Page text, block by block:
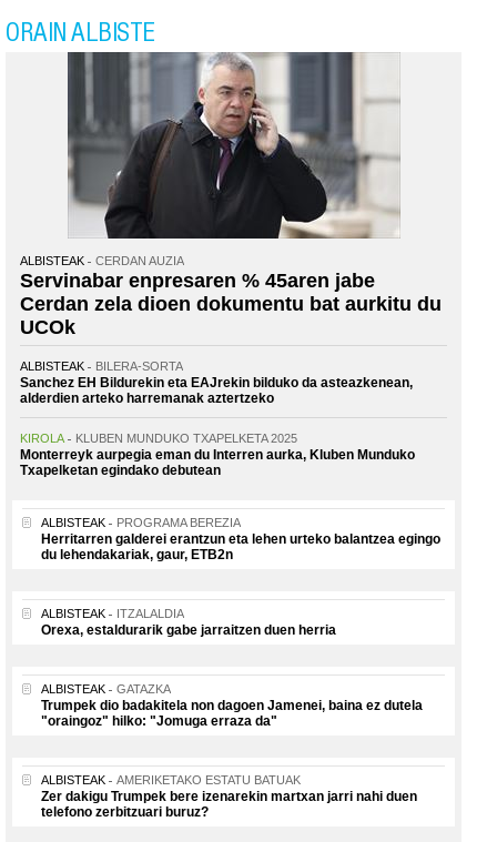
ORAIN ALBISTE
ALBISTEAK CERDAN AUZIA
Servinabar enpresaren % 45aren jabe
Cerdan zela dioen dokumentu bat aurkitu du
UCOk
ALBISTEAK BILERA-SORTA
Sanchez EH Bildurekin eta EAJrekin bilduko da asteazkenean,
alderdien arteko harremanak aztertzeko
KIROLA KLUBEN MUNDUKO TXAPELKETA 2025
Monterreyk aurpegia eman du Interren aurka, Kluben Munduko
Txapelketan egindako debutean
ALBISTEAK PROGRAMA BEREZIA
Herritarren galderei erantzun eta lehen urteko balantzea egingo
du lehendakariak, gaur, ETB2n
ALBISTEAK ITZALALDIA
Orexa, estaldurarik gabe jarraitzen duen herria
ALBISTEAK GATAZKA
Trumpek dio badakitela non dagoen Jamenei, baina ez dutela
"oraingoz" hilko: "Jomuga erraza da"
ALBISTEAK AMERIKETAKO ESTATU BATUAK
Zer dakigu Trumpek bere izenarekin martxan jarri nahi duen
telefono zerbitzuari buruz?